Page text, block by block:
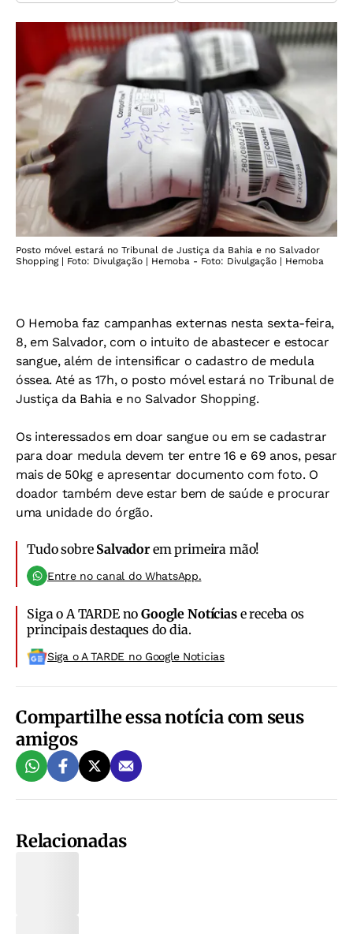
Posto móvel estará no Tribunal de Justiça da Bahia e no Salvador
Shopping | Foto: Divulgação | Hemoba - Foto: Divulgação | Hemoba
O Hemoba faz campanhas externas nesta sexta-feira,
8, em Salvador, com o intuito de abastecer e estocar
sangue, além de intensificar o cadastro de medula
óssea. Até as 17h, o posto móvel estará no Tribunal de
Justiça da Bahia e no Salvador Shopping.
Os interessados em doar sangue ou em se cadastrar
para doar medula devem ter entre 16 e 69 anos, pesar
mais de 50kg e apresentar documento com foto. O
doador também deve estar bem de saúde e procurar
uma unidade do órgão.
Tudo sobre Salvadorem primeira mão!
Entre no canal do WhatsApp.
Siga o A TARDE noGoogle Notíciase receba os
principais destaques do dia.
Siga o A TARDE no Google Noticias
Compartilhe essa notícia com seus
amigos
Relacionadas